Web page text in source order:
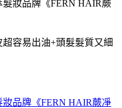
容易出油+頭髮髮質又細
妝品牌《FERN HAIR蕨凈